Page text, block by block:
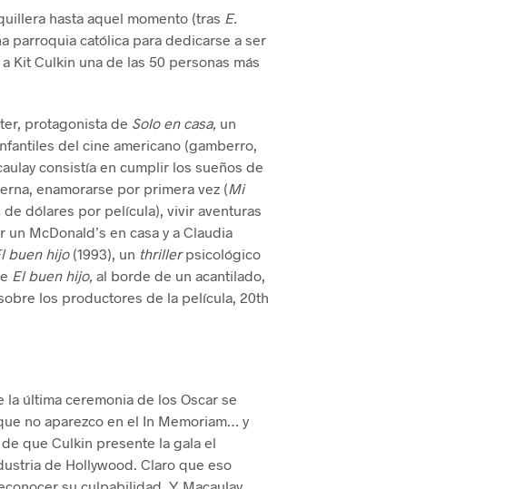
hasta aquel momento (tras E.
parroquia católica para dedicarse a ser
Kit Culkin una de las 50 personas más
protagonista de Solo en casa, un
del cine americano (gamberro,
consistía en cumplir los sueños de
enamorarse por primera vez (Mi
dólares por película), vivir aventuras
un McDonald’s en casa y a Claudia
buen hijo(1993), un thrillerpsicológico
El buen hijo, al borde de un acantilado,
los productores de la película, 20th
última ceremonia de los Oscar se
no aparezco en el In Memoriam… y
que Culkin presente la gala el
de Hollywood. Claro que eso